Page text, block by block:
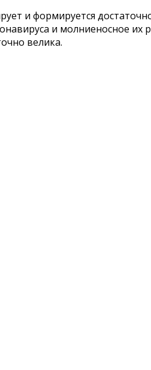
и формируется
и молниеносное их
велика.